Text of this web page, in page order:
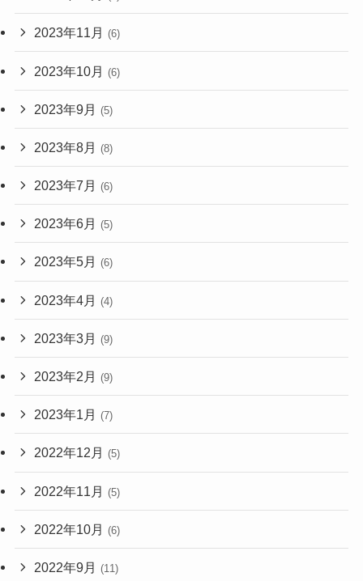
2023年11月 (6)
2023年10月 (6)
2023年9月 (5)
2023年8月 (8)
2023年7月 (6)
2023年6月 (5)
2023年5月 (6)
2023年4月 (4)
2023年3月 (9)
2023年2月 (9)
2023年1月 (7)
2022年12月 (5)
2022年11月 (5)
2022年10月 (6)
2022年9月 (11)